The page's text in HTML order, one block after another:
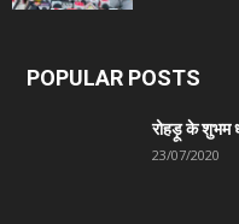
POPULAR POSTS
रोहड़ू के शुभम
23/07/2020